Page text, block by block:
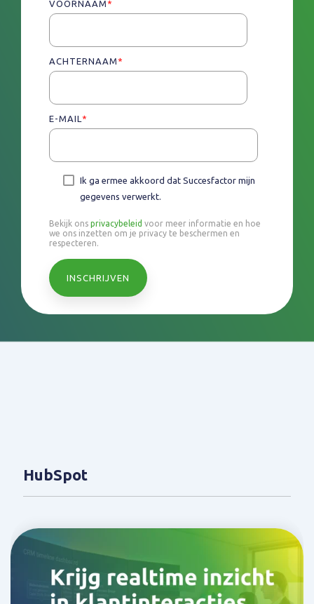
VOORNAAM *
ACHTERNAAM *
E-MAIL*
Ik ga ermee akkoord dat Succesfactor mijn
gegevens verwerkt.
Bekijk ons privacybeleid voor meer informatie en hoe
we ons inzetten om je privacy te beschermen en
respecteren.
HubSpot